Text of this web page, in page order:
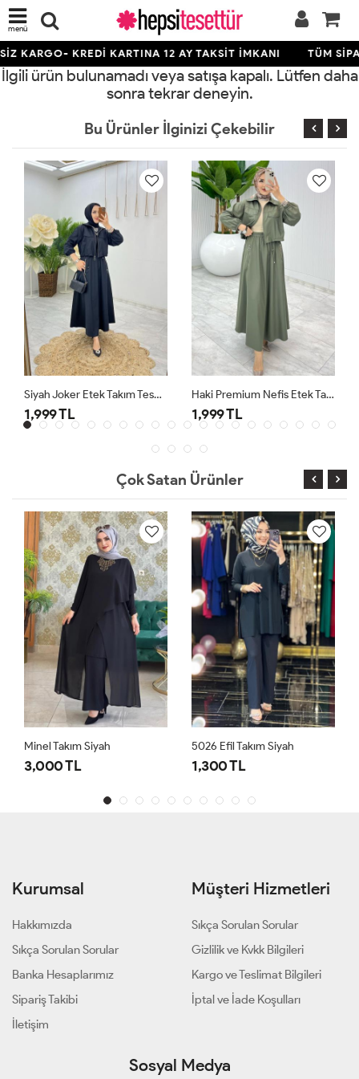
menü
KARGO- KREDİ KARTINA 12 AY TAKSİT İMKANI TÜM
İlgili ürün bulunamadı veya satışa kapalı. Lütfen daha
sonra tekrar deneyin.
Bu Ürünler İlginizi Çekebilir
Siyah Joker Etek Takım Tesettür Giyim
1,999 TL
Haki Premium Nefis Etek Takım
1,999 TL
Çok Satan Ürünler
Minel Takım Siyah
3,000 TL
5026 Efil Takım Siyah
1,300 TL
Kurumsal
Hakkımızda
Sıkça Sorulan Sorular
Banka Hesaplarımız
Sipariş Takibi
İletişim
Müşteri Hizmetleri
Sıkça Sorulan Sorular
Gizlilik ve Kvkk Bilgileri
Kargo ve Teslimat Bilgileri
İptal ve İade Koşulları
Sosyal Medya